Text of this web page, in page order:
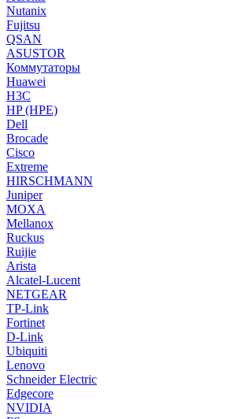
Nutanix
Fujitsu
QSAN
ASUSTOR
Коммутаторы
Huawei
H3C
HP (HPE)
Dell
Brocade
Cisco
Extreme
HIRSCHMANN
Juniper
MOXA
Mellanox
Ruckus
Ruijie
Arista
Alcatel-Lucent
NETGEAR
TP-Link
Fortinet
D-Link
Ubiquiti
Lenovo
Schneider Electric
Edgecore
NVIDIA